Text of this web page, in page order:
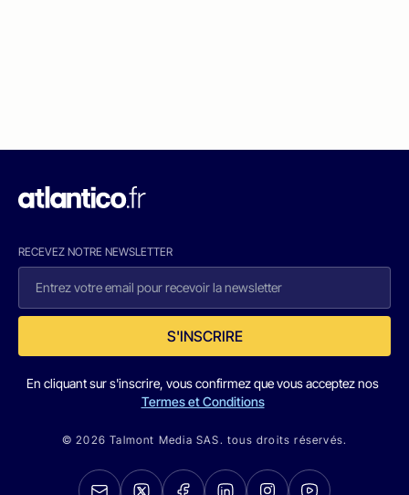
RECEVEZ NOTRE NEWSLETTER
S'INSCRIRE
En cliquant sur s'inscrire, vous confirmez que vous acceptez nos
Termes et Conditions
© 2026 Talmont Media SAS. tous droits réservés.